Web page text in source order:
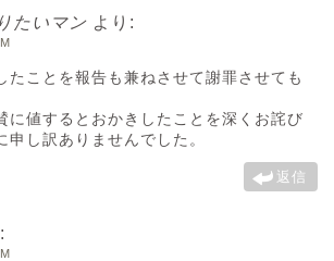
たいマン より:
たことを報告も兼ねさせて謝罪させても
に値するとおかきしたことを深くお詫び
申し訳ありませんでした。
返信